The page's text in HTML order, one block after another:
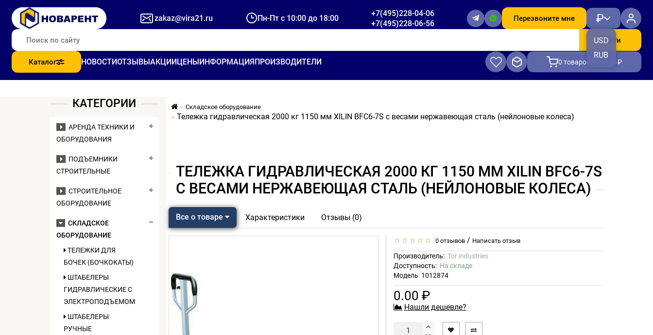
zakaz@vira21.ru Пн-Пт с 10:00 до 18:00
+7(495)228-04-06
+7(495)228-06-56
Перезвоните мне ₽
USD
RUB
Найти
Каталог НОВОСТИОТЗЫВЫАКЦИИЦЕНЫИНФОРМАЦИЯПРОИЗВОДИТЕЛИ 0 товаров, на 0.00 ₽
КАТЕГОРИИ
АРЕНДА ТЕХНИКИ И
ОБОРУДОВАНИЯ
ПОДЪЕМНИКИ
СТРОИТЕЛЬНЫЕ
СТРОИТЕЛЬНОЕ
ОБОРУДОВАНИЕ
СКЛАДСКОЕ
ОБОРУДОВАНИЕ
ТЕЛЕЖКИ ДЛЯ
БОЧЕК (БОЧКОКАТЫ)
ШТАБЕЛЕРЫ
ГИДРАВЛИЧЕСКИЕ C
ЭЛЕКТРОПОДЪЕМОМ
ШТАБЕЛЕРЫ
РУЧНЫЕ
Складское оборудование
Тележка гидравлическая 2000 кг 1150 мм XILIN BFC6-7S с весами нержавеющая сталь (нейлоновые колеса)
ТЕЛЕЖКА ГИДРАВЛИЧЕСКАЯ 2000 КГ 1150 ММ XILIN BFC6-7S
С ВЕСАМИ НЕРЖАВЕЮЩАЯ СТАЛЬ (НЕЙЛОНОВЫЕ КОЛЕСА)
Все о товаре Характеристики Отзывы (0)
0 отзывов / Написать отзыв
Производитель: Tor industries
Доступность: На складе
Модель 1012874
0.00 ₽
Нашли дешевле?